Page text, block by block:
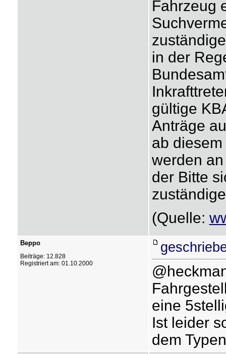
Fahrzeug
in der
gültige
Anträge
ab
werden
der Bitte
(Quelle:
Beppo
Beiträge: 12.828
Registriert am: 01.10.2000
eine
Ist leider
dem